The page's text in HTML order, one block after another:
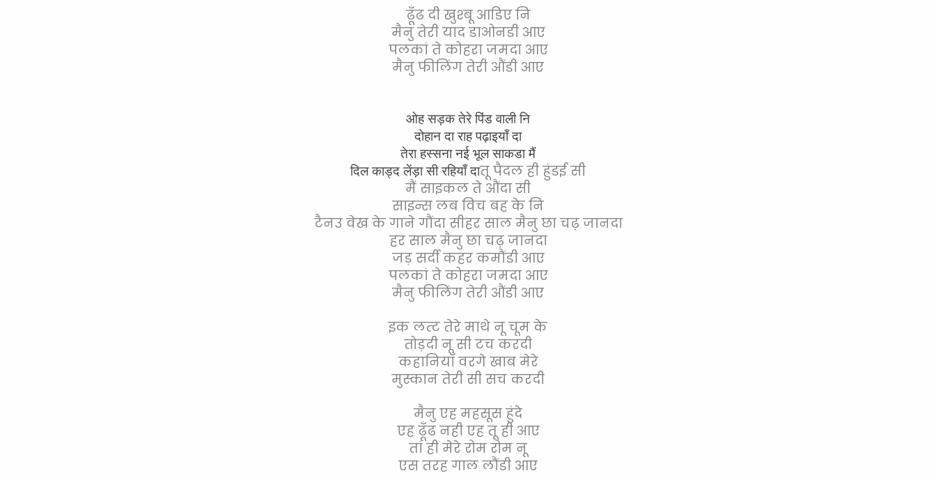
ढूँढ दी खुश्बू आडिए नि
मैनु तेरी याद डाओनडी आए
पलकां ते कोहरा जमदा आए
मैनु फीलिंग तेरी औंडी आए
ओह सड़क तेरे पिंड वाली नि
दोहान दा राह पढ़ाइयाँ दा
तेरा हस्सना नई भूल साकडा मैं
दिल काड्द लेंड़ा सी रहियाँ दातू पैदल ही हुंडई सी
मैं साइकल ते औंदा सी
साइन्स लब विच बह के नि
टैनउ वेख के गाने गौंदा सीहर साल मैनु छा चढ़ जानदा
हर साल मैनु छा चढ़ जानदा
जड़ सर्दी कहर कमौंडी आए
पलकां ते कोहरा जमदा आए
मैनु फीलिंग तेरी औंडी आए
इक लत्ट तेरे माथे नू चूम के
तोड़दी नू सी टच करदी
कहानियाँ वरगे खाब मेरे
मुस्कान तेरी सी सच करदी
मैनु एह महसूस हुंदे
एह ढूँढ नही एह तू ही आए
तां ही मेरे रोम रोम नू
एस तरह गाल लौंडी आए